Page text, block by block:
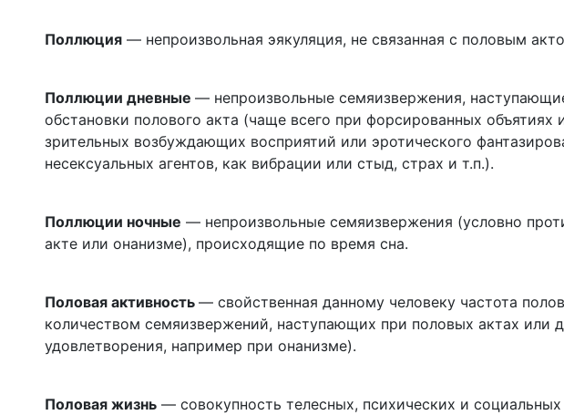
Поллюция — непроизвольная эякуляция, не связанная с половым
Поллюции дневные — непроизвольные семяизвержения,
обстановки полового акта (чаще всего при форсированных
зрительных возбуждающих восприятий или эротического
несексуальных агентов, как вибрации или стыд, страх и т.п.).
Поллюции ночные — непроизвольные семяизвержения (условно
акте или онанизме), происходящие по время сна.
Половая активность — свойственная данному человеку частота
количеством семяизвержений, наступающих при половых актах или
удовлетворения, например при онанизме).
Половая жизнь — совокупность телесных, психических и